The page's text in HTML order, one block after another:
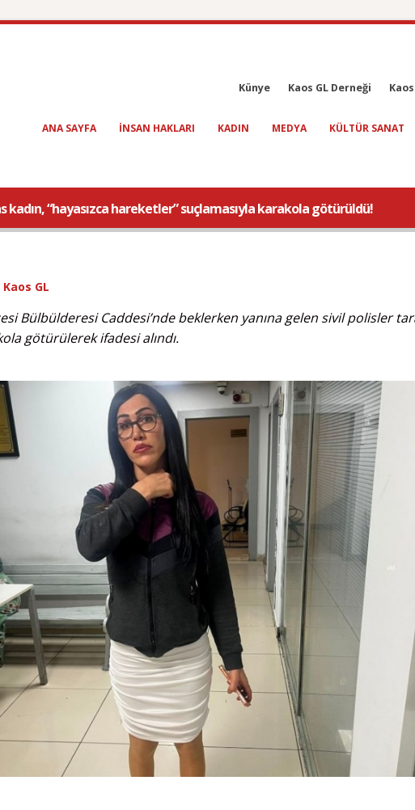
Künye Kaos GL Derneği
ANA SAYFA INSAN HAKLARI KADIN MEDYA KÜLTÜR SANAT
kadın, “hayasızca hareketler” suçlamasıyla karakola götürüldü!
Kaos GL
Bülbülderesi Caddesi’nde beklerken yanına gelen sivil polisler
götürülerek ifadesi alındı.